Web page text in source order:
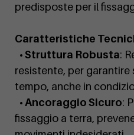
predisposte per il
Caratteristiche
• Struttura Robusta:
resistente, per
tempo, anche in
• Ancoraggio Sicuro:
fissaggio a terra,